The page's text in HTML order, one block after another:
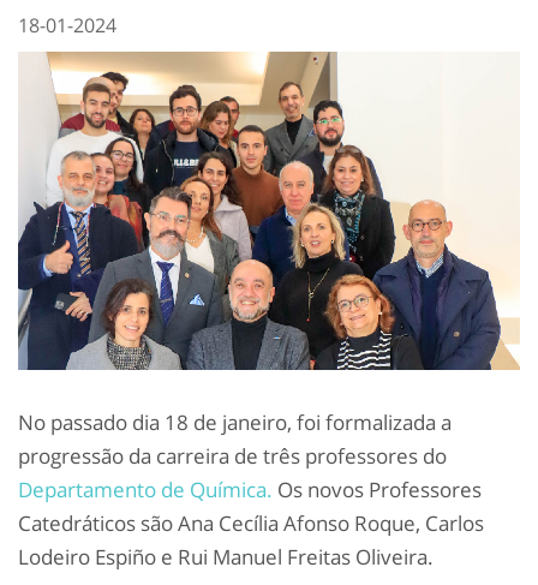
18-01-2024
No passado dia 18 de janeiro, foi formalizada a
progressão da carreira de três professores do
Departamento de Química. Os novos Professores
Catedráticos são Ana Cecília Afonso Roque, Carlos
Lodeiro Espiño e Rui Manuel Freitas Oliveira.